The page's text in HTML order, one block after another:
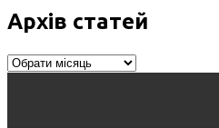
Архів статей
Архів